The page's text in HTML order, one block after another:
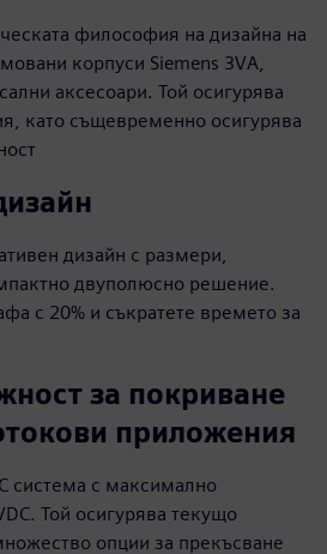
философия на дизайна на
корпуси Siemens 3VA,
аксесоари. Той осигурява
като същевременно осигурява
дизайн с размери,
двуполюсно решение.
с 20% и съкратете времето за
за покриване
приложения
система с максимално
Той осигурява текущо
опции за прекъсване